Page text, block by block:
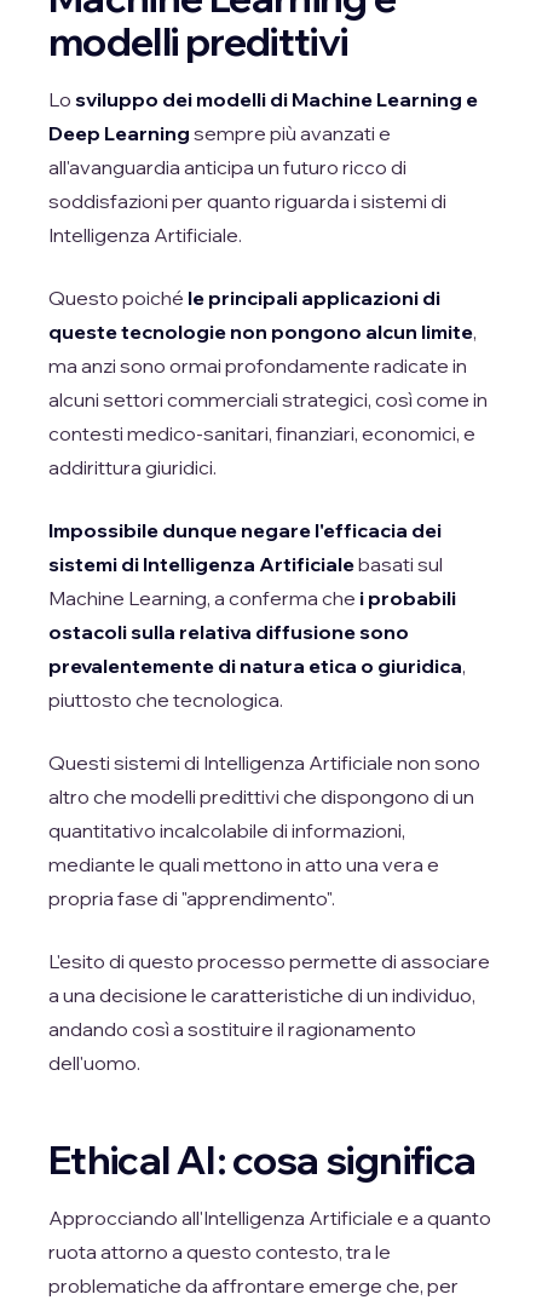
modelli predittivi
Lo sviluppo dei modelli di Machine Learning e
Deep Learning sempre più avanzati e
all'avanguardia anticipa un futuro ricco di
soddisfazioni per quanto riguarda i sistemi di
Intelligenza Artificiale.
Questo poiché le principali applicazioni di
queste tecnologie non pongono alcun limite,
ma anzi sono ormai profondamente radicate in
alcuni settori commerciali strategici, così come in
contesti medico-sanitari, finanziari, economici, e
addirittura giuridici.
Impossibile dunque negare l'efficacia dei
sistemi di Intelligenza Artificialebasati sul
Machine Learning, a conferma che i probabili
ostacoli sulla relativa diffusione sono
prevalentemente di natura etica o giuridica,
piuttosto che tecnologica.
Questi sistemi di Intelligenza Artificiale non sono
altro che modelli predittivi che dispongono di un
quantitativo incalcolabile di informazioni,
mediante le quali mettono in atto una vera e
propria fase di "apprendimento".
L'esito di questo processo permette di associare
a una decisione le caratteristiche di un individuo,
andando così a sostituire il ragionamento
dell'uomo.
Ethical AI: cosa significa
Approcciando all'Intelligenza Artificiale e a quanto
ruota attorno a questo contesto, tra le
problematiche da affrontare emerge che, per